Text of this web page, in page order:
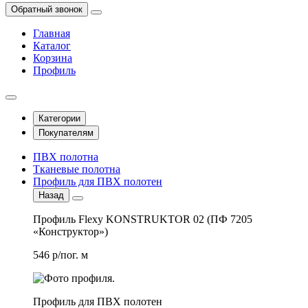
Обратный звонок
Главная
Каталог
Корзина
Профиль
Категории
Покупателям
ПВХ полотна
Тканевые полотна
Профиль для ПВХ полотен
Назад
Профиль Flexy KONSTRUKTOR 02 (ПФ 7205
«Конструктор»)
546 р/пог. м
Профиль для ПВХ полотен